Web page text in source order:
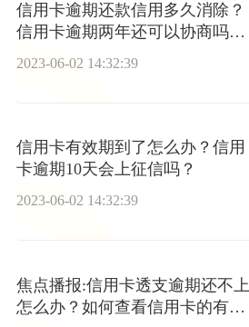
信用卡逾期还款信用多久消除？
信用卡逾期两年还可以协商吗？
天天信息
2023-06-02 14:32:39
信用卡有效期到了怎么办？信用
卡逾期10天会上征信吗？
2023-06-02 14:32:39
焦点播报:信用卡透支逾期还不上
怎么办？如何查看信用卡的有效